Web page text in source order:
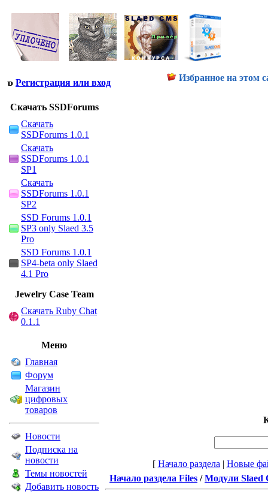
Регистрация или вход Избранное на этом
Скачать SSDForums
Скачать
SSDForums 1.0.1
Скачать
SSDForums 1.0.1
SP1
Скачать
SSDForums 1.0.1
SP2
SSD Forums 1.0.1
SP3 only Slaed 3.5
Pro
SSD Forums 1.0.1
SP4-beta only Slaed
4.1 Pro
Jewelry Сase Team
Скачать Ruby Chat
0.1.1
Меню
Главная
Форум
Магазин
цифровых
товаров
Новости
Подписка на
новости
Темы новостей
Добавить новость
[ Начало раздела | Новые
Начало раздела Files /Модули Slaed